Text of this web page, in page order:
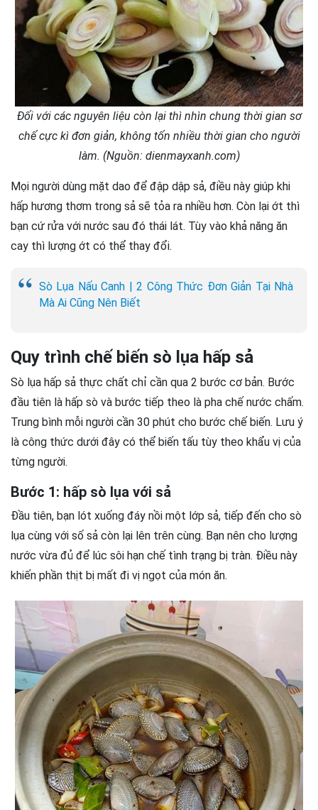
Đối với các nguyên liệu còn lại thì nhìn chung thời gian sơ
chế cực kì đơn giản, không tốn nhiều thời gian cho người
làm. (Nguồn: dienmayxanh.com)
Mọi người dùng mặt dao để đập dập sả, điều này giúp khi
hấp hương thơm trong sả sẽ tỏa ra nhiều hơn. Còn lại ớt thì
bạn cứ rửa với nước sau đó thái lát. Tùy vào khả năng ăn
cay thì lượng ớt có thể thay đổi.
Sò Lụa Nấu Canh | 2 Công Thức Đơn Giản Tại Nhà
Mà Ai Cũng Nên Biết
Quy trình chế biến sò lụa hấp sả
Sò lụa hấp sả thực chất chỉ cần qua 2 bước cơ bản. Bước
đầu tiên là hấp sò và bước tiếp theo là pha chế nước chấm.
Trung bình mỗi người cần 30 phút cho bước chế biến. Lưu ý
là công thức dưới đây có thể biến tấu tùy theo khẩu vị của
từng người.
Bước 1: hấp sò lụa với sả
Đầu tiên, bạn lót xuống đáy nồi một lớp sả, tiếp đến cho sò
lụa cùng với số sả còn lại lên trên cùng. Bạn nên cho lượng
nước vừa đủ để lúc sôi hạn chế tình trạng bị tràn. Điều này
khiến phần thịt bị mất đi vị ngọt của món ăn.